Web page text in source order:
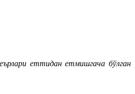
еттидан етмишгача бўлган